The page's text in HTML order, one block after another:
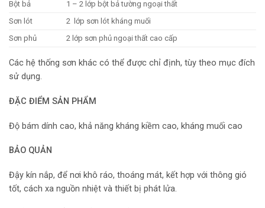
Bột bả
1 – 2 lớp bột bả tường ngoại thất
Sơn lót
2 lớp sơn lót kháng muối
Sơn phủ
2 lớp sơn phủ ngoại thất cao cấp
Các hệ thống sơn khác có thể được chỉ định, tùy theo mục đích
sử dụng.
ĐẶC ĐIỂM SẢN PHẨM
Độ bám dính cao, khả năng kháng kiềm cao, kháng muối cao
BẢO QUẢN
Đậy kín nắp, để nơi khô ráo, thoáng mát, kết hợp với thông gió
tốt, cách xa nguồn nhiệt và thiết bị phát lửa.